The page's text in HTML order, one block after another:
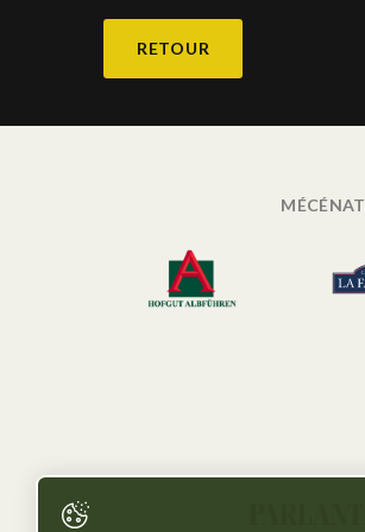
RETOUR
MÉCÉNAT